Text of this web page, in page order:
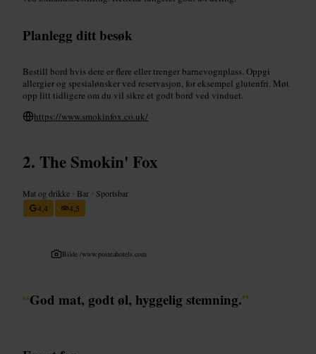
Planlegg ditt besøk
Bestill bord hvis dere er flere eller trenger barnevognplass. Oppgi
allergier og spesialønsker ved reservasjon, for eksempel glutenfri. Møt
opp litt tidligere om du vil sikre et godt bord ved vinduet.
https://www.smokinfox.co.uk/
The Smokin' Fox
Mat og drikke • Bar • Sportsbar
4,4
4,5
Bilde /www.pointahotels.com
“God mat, godt øl, hyggelig stemning.”